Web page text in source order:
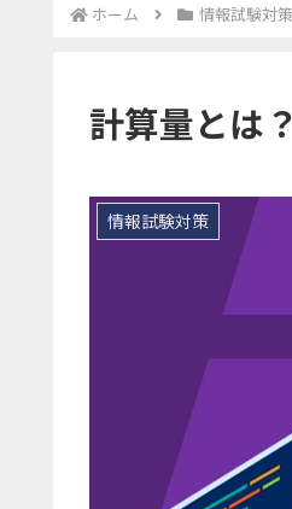
ホーム 情報試験対策
計算量とは
情報試験対策